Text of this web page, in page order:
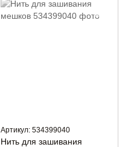
Артикул: 534399040
Нить для зашивания